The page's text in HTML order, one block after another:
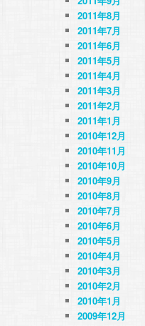
2011年8月
2011年7月
2011年6月
2011年5月
2011年4月
2011年3月
2011年2月
2011年1月
2010年12月
2010年11月
2010年10月
2010年9月
2010年8月
2010年7月
2010年6月
2010年5月
2010年4月
2010年3月
2010年2月
2010年1月
2009年12月